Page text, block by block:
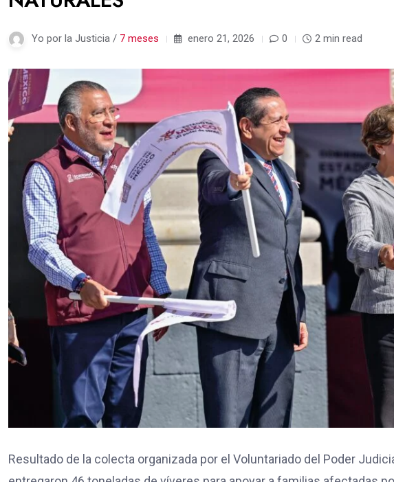
Yo por la Justicia / 7 meses enero 21, 2026 0 2 min read
Resultado de la colecta organizada por el Voluntariado del Poder